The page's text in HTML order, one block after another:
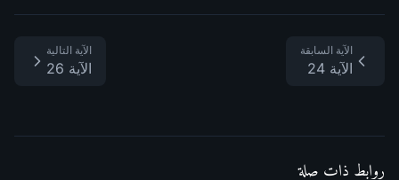
الآية السابقة
الآية 24
الآية التالية
الآية 26
روابط ذات صلة